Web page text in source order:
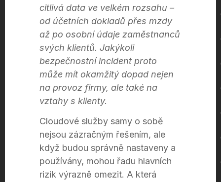
citlivá data ve velkém rozsahu –
od účetních dokladů přes mzdy
až po osobní údaje zaměstnanců
svých klientů. Jakýkoli
bezpečnostní incident proto
může mít okamžitý dopad nejen
na provoz firmy, ale také na
vztahy s klienty.
Cloudové služby samy o sobě
nejsou zázračným řešením, ale
když budou správně nastaveny a
používány, mohou řadu hlavních
rizik výrazně omezit. A která